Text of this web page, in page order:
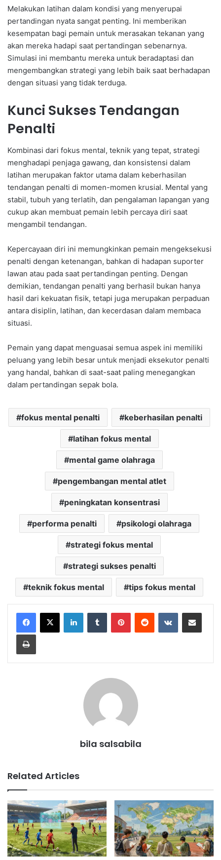
Melakukan latihan dalam kondisi yang menyerupai
pertandingan nyata sangat penting. Ini memberikan
kesempatan bagi pemain untuk merasakan tekanan yang
akan mereka hadapi saat pertandingan sebenarnya.
Simulasi ini membantu mereka untuk beradaptasi dan
mengembangkan strategi yang lebih baik saat berhadapan
dengan situasi yang tidak terduga.
Kunci Sukses Tendangan
Penalti
Kombinasi dari fokus mental, teknik yang tepat, strategi
menghadapi penjaga gawang, dan konsistensi dalam
latihan merupakan faktor utama dalam keberhasilan
tendangan penalti di momen-momen krusial. Mental yang
stabil, tubuh yang terlatih, dan pengalaman lapangan yang
cukup akan membuat pemain lebih percaya diri saat
mengambil tendangan.
Kepercayaan diri ini memungkinkan pemain mengeksekusi
penalti dengan ketenangan, bahkan di hadapan suporter
lawan atau pada saat pertandingan penting. Dengan
demikian, tendangan penalti yang berhasil bukan hanya
hasil dari kekuatan fisik, tetapi juga merupakan perpaduan
antara disiplin, latihan, dan kecerdasan dalam membaca
situasi.
Pemain yang dapat menguasai semua aspek ini memiliki
peluang yang lebih besar untuk menjadi eksekutor penalti
yang handal, bahkan di saat-saat paling menegangkan
dalam pertandingan sepak bola.
fokus mental penalti keberhasilan penalti
latihan fokus mental
mental game olahraga
pengembangan mental atlet
peningkatan konsentrasi
performa penalti psikologi olahraga
strategi fokus mental
strategi sukses penalti
teknik fokus mental tips fokus mental
LinkedInTumblr PinterestReddit VKontakteShare via Email
Print
bila salsabila
Related Articles